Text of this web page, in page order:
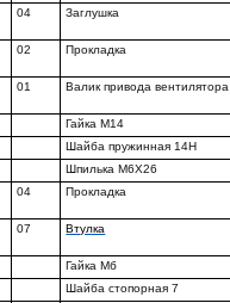
04 Заглушка
02 Прокладка
01 Валик привода вентилятора
Гайка М14
Шайба пружинная 14Н
Шпилька М6Х26
04 Прокладка
07 Втулка
Гайка Мб
Шайба стопорная 7